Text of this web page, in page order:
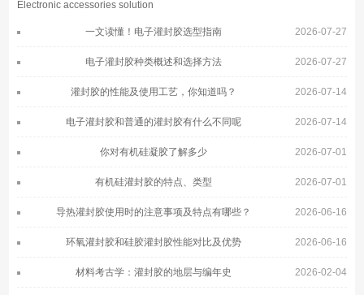
Electronic accessories solution
2026-07-27
一文读懂！电子灌封胶选型指南
2026-07-27
电子灌封胶种类概述和选择方法
2026-07-14
灌封胶的性能及使用工艺，你知道吗？
2026-07-14
电子灌封胶和普通的灌封胶有什么不同呢
2026-07-01
你对有机硅凝胶了解多少
2026-07-01
有机硅灌封胶的特点、类型
2026-06-16
导热灌封胶使用时的注意事项及特点有哪些？
2026-06-16
环氧灌封胶和硅胶灌封胶性能对比及优势
2026-02-04
材料考古学：灌封胶的地层与编年史